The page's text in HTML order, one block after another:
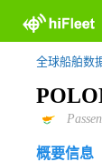
全球船舶数
概要信息